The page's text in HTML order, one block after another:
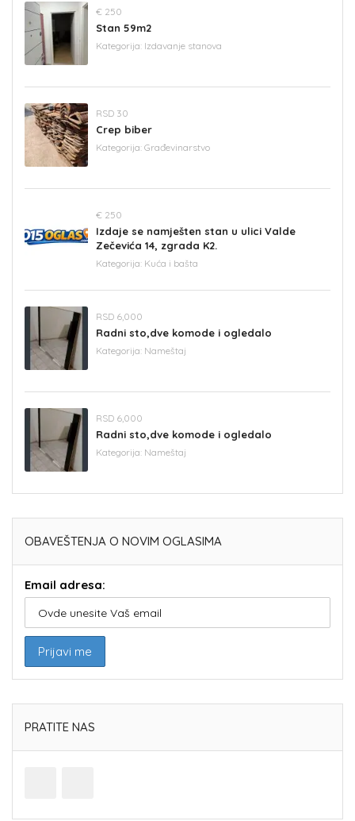
€ 250
Stan 59m2
Kategorija: Izdavanje stanova
RSD 30
Crep biber
Kategorija: Građevinarstvo
€ 250
Izdaje se namješten stan u ulici Valde
Zečevića 14, zgrada K2.
Kategorija: Kuća i bašta
RSD 6,000
Radni sto,dve komode i ogledalo
Kategorija: Nameštaj
RSD 6,000
Radni sto,dve komode i ogledalo
Kategorija: Nameštaj
OBAVEŠTENJA O NOVIM OGLASIMA
Email adresa:
PRATITE NAS